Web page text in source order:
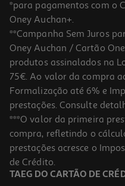
Comida Canários Versele
5.44 €/Kg
5,44 €
*para pagamentos com o
Oney Auchan+.
**Campanha Sem Juros
Oney Auchan / Cartão
produtos assinalados na
75€. Ao valor da compra
Formalização até 6% e
prestações. Consulte
***O valor da primeira
compra, refletindo o
prestações acresce o
de Crédito.
TAEG DO CARTÃO DE